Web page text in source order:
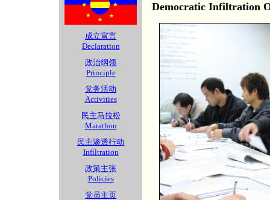
成立宣言
Declaration
政治纲领
Principle
党务活动
Activities
民主马拉松
Marathon
民主渗透行动
Infiltration
政策主张
Policies
党员主页
Democratic Infiltration